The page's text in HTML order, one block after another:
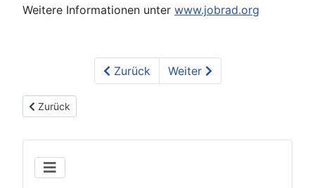
Weitere Informationen unter www.jobrad.org
Zurück Weiter
Vorheriger Beitrag: Fortbildungen Fahrradtechnik 2025-2026
Zurück